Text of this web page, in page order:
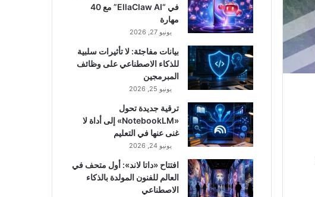
في “EllaClaw AI” مع 40
مهارة
يونيو 27, 2026
بيانات مفاجئة: لا تأثيرات سلبية
للذكاء الاصطناعي على وظائف
المبرمجين
يونيو 25, 2026
ترقية جديدة تحول
«NotebookLM» إلى أداة لا
غنى عنها في التعليم
يونيو 24, 2026
افتتاح «داتا لاند»: أول متحف في
العالم للفنون المولدة بالذكاء
الاصطناعي